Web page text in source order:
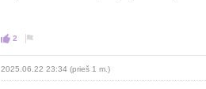
2
2025.06.22 23:34 (prieš 1 m.)